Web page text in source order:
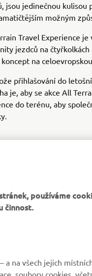
jsou jedinečnou
možným
Travel Experience
jezdců na
na
přihlašování do
je, aby se akce All
do terénu, aby
používáme
činnost.
a na všech jejich
soubory cookies,